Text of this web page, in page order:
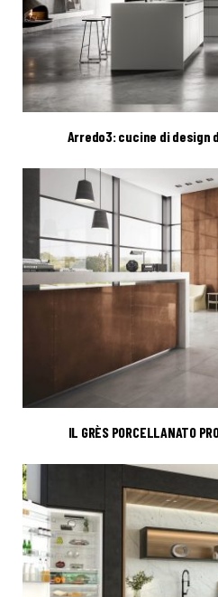
Arredo3: cucine di design
IL GRÈS PORCELLANATO